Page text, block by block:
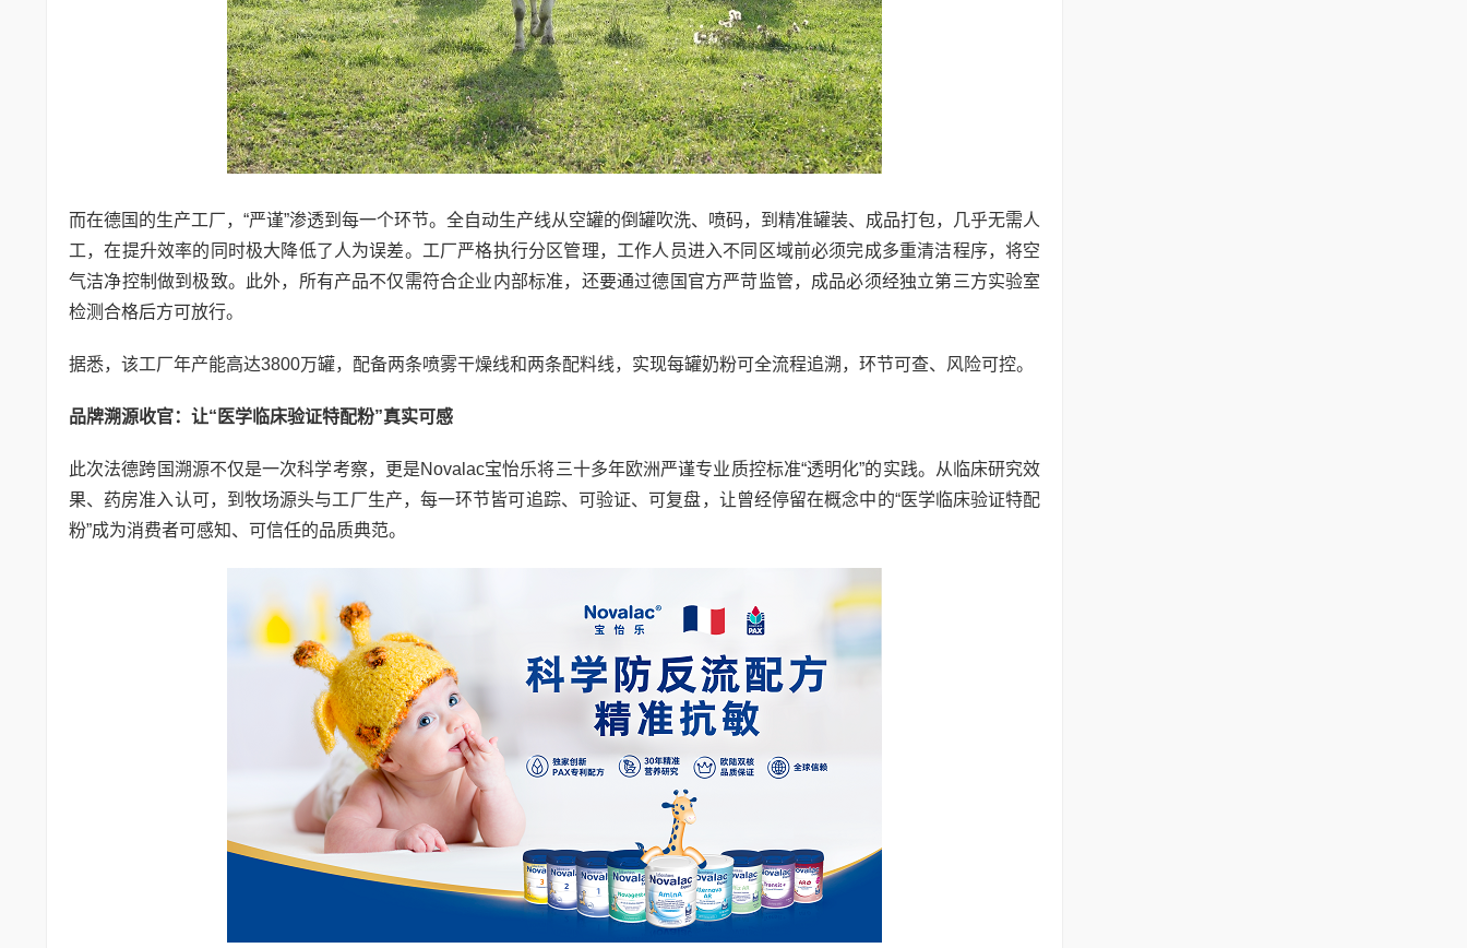
而在德国的生产工厂，“严谨”渗透到每一个环节。全自动生产线从空罐的倒罐吹洗、喷码，到精准罐装、成品打包，几乎无需人
工，在提升效率的同时极大降低了人为误差。工厂严格执行分区管理，工作人员进入不同区域前必须完成多重清洁程序，将空
气洁净控制做到极致。此外，所有产品不仅需符合企业内部标准，还要通过德国官方严苛监管，成品必须经独立第三方实验室
检测合格后方可放行。
据悉，该工厂年产能高达3800万罐，配备两条喷雾干燥线和两条配料线，实现每罐奶粉可全流程追溯，环节可查、风险可控。
品牌溯源收官：让“医学临床验证特配粉”真实可感
此次法德跨国溯源不仅是一次科学考察，更是Novalac宝怡乐将三十多年欧洲严谨专业质控标准“透明化”的实践。从临床研究效
果、药房准入认可，到牧场源头与工厂生产，每一环节皆可追踪、可验证、可复盘，让曾经停留在概念中的“医学临床验证特配
粉”成为消费者可感知、可信任的品质典范。